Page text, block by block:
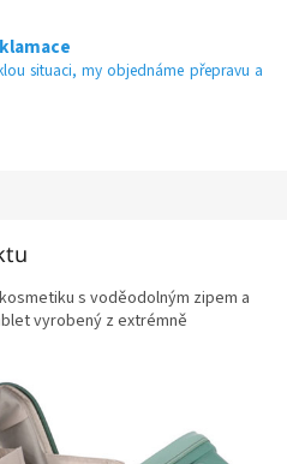
situaci, my objednáme přepravu a
s voděodolným zipem a
vyrobený z extrémně